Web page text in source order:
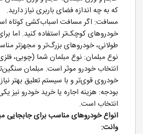
که به چه اندازه فضای باربری نیاز دارید.
مسافت: اگر مسافت اسباب‌کشی کوتاه
خودروهای کوچک‌تر استفاده کنید. اما
طولانی، خودروهای بزرگ‌تر و مجهزتر
نوع مبلمان: نوع مبلمان شما (چوبی،
انتخاب خودرو موثر است. مبلمان
خودروی قوی‌تر و با سیستم تعلیق بهتر نیاز
بودجه: هزینه اجاره یا خرید خودرو نیز
انتخاب است.
انواع خودروهای مناسب برای جابجایی
وانت: